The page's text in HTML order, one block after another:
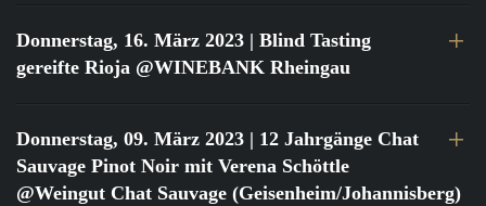
Donnerstag, 16. März 2023 | Blind Tasting
gereifte Rioja @WINEBANK Rheingau
Donnerstag, 09. März 2023 | 12 Jahrgänge Chat
Sauvage Pinot Noir mit Verena Schöttle
@Weingut Chat Sauvage (Geisenheim/Johannisberg)